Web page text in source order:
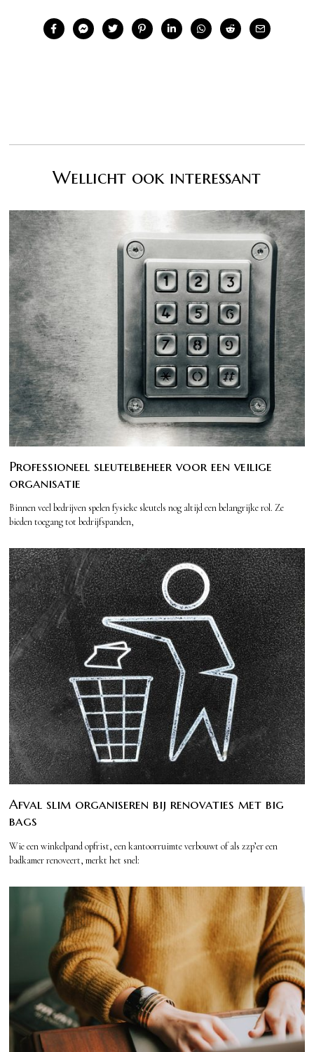
Wellicht ook interessant
Professioneel sleutelbeheer voor een veilige
organisatie
Binnen veel bedrijven spelen fysieke sleutels nog altijd een belangrijke rol. Ze
bieden toegang tot bedrijfspanden,
Afval slim organiseren bij renovaties met big
bags
Wie een winkelpand opfrist, een kantoorruimte verbouwt of als zzp’er een
badkamer renoveert, merkt het snel: